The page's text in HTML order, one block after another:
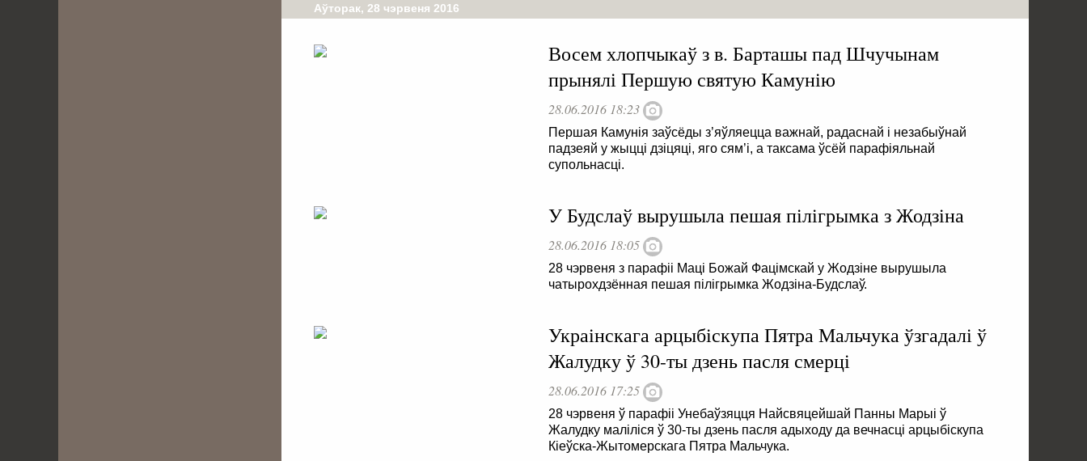
Аўторак, 28 чэрвеня 2016
Восем хлопчыкаў з в. Барташы пад Шчучынам
прынялі Першую святую Камунію
28.06.2016 18:23
Першая Камунія заўсёды з’яўляецца важнай, радаснай і незабыўнай
падзеяй у жыцці дзіцяці, яго сям’і, а таксама ўсёй парафіяльнай
супольнасці.
У Будслаў вырушыла пешая пілігрымка з Жодзіна
28.06.2016 18:05
28 чэрвеня з парафіі Маці Божай Фацімскай у Жодзіне вырушыла
чатырохдзённая пешая пілігрымка Жодзіна-Будслаў.
Украінскага арцыбіскупа Пятра Мальчука ўзгадалі ў
Жалудку ў 30-ты дзень пасля смерці
28.06.2016 17:25
28 чэрвеня ў парафіі Унебаўзяцця Найсвяцейшай Панны Марыі ў
Жалудку маліліся ў 30-ты дзень пасля адыходу да вечнасці арцыбіскупа
Кіеўска-Жытомерскага Пятра Мальчука.